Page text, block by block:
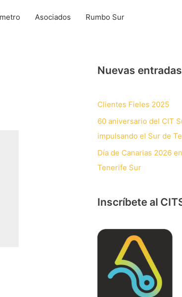
Asociados Rumbo Sur
Nuevas entradas
Clientes Fieles 2025
60 aniversario del CIT
impulsando el Sur de
Día de Canarias 2026
Tenerife Sur
Inscríbete al